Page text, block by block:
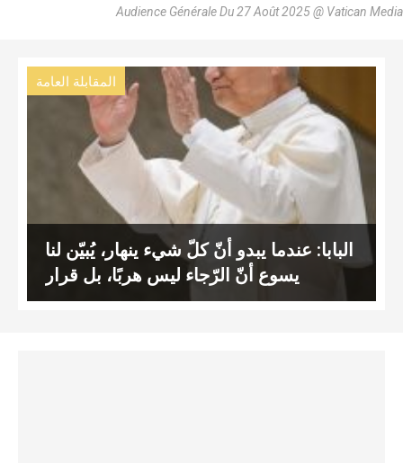
Audience Générale Du 27 Août 2025 @ Vatican Media
المقابلة العامة
البابا: عندما يبدو أنّ كلّ شيء ينهار، يُبيّن لنا
يسوع أنّ الرّجاء ليس هربًا، بل قرار